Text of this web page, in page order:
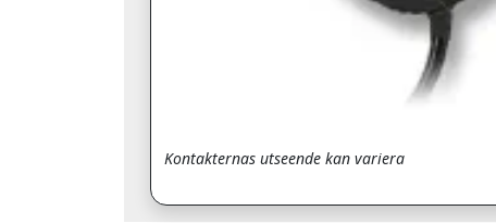
Kontakternas utseende kan variera